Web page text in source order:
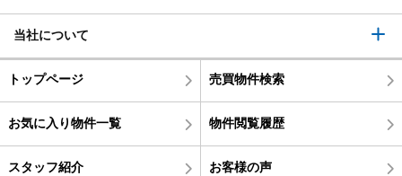
当社について
トップページ 売買物件検索
お気に入り物件一覧 物件閲覧履歴
スタッフ紹介 お客様の声